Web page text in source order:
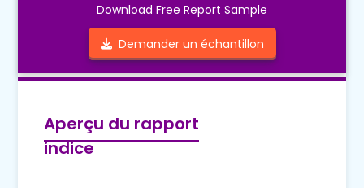
Download Free Report Sample
Demander un échantillon
Aperçu du rapport
indice